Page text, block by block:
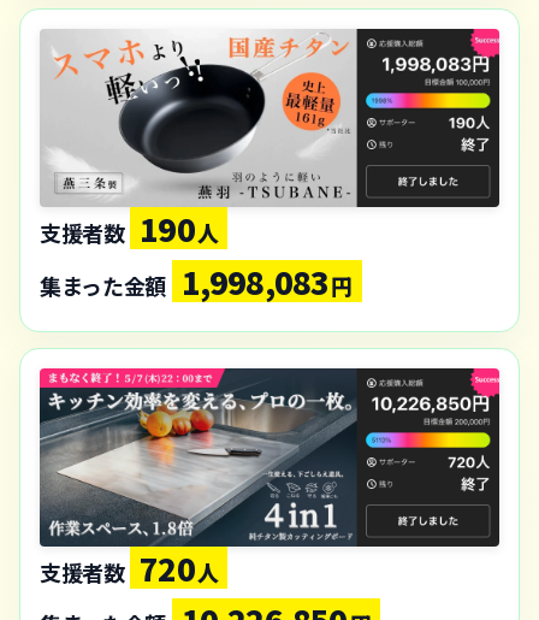
支援者数 190人
集まった金額 1,998,083円
支援者数 720人